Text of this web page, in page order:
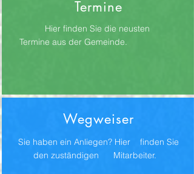
Termine
Hier finden Sie die neusten
Termine aus der Gemeinde.
Wegweiser
Sie haben ein Anliegen? Hier finden Sie
den zuständigen Mitarbeiter.